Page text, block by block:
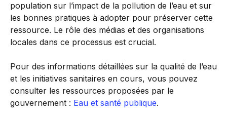
population sur l’impact de la pollution de l’eau et sur
les bonnes pratiques à adopter pour préserver cette
ressource. Le rôle des médias et des organisations
locales dans ce processus est crucial.
Pour des informations détaillées sur la qualité de l’eau
et les initiatives sanitaires en cours, vous pouvez
consulter les ressources proposées par le
gouvernement : Eau et santé publique.